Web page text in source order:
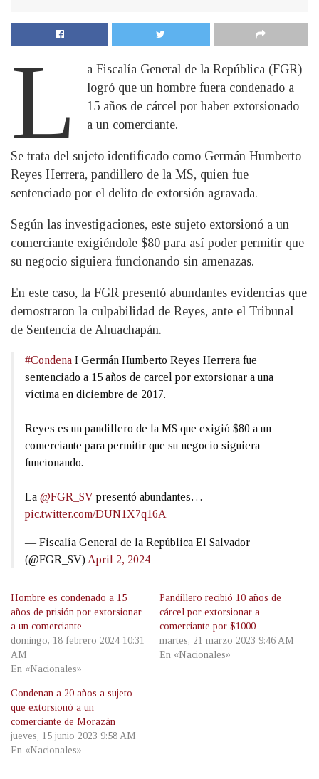
L
a Fiscalía General de la República (FGR)
logró que un hombre fuera condenado a
15 años de cárcel por haber extorsionado
a un comerciante.
Se trata del sujeto identificado como Germán Humberto
Reyes Herrera, pandillero de la MS, quien fue
sentenciado por el delito de extorsión agravada.
Según las investigaciones, este sujeto extorsionó a un
comerciante exigiéndole $80 para así poder permitir que
su negocio siguiera funcionando sin amenazas.
En este caso, la FGR presentó abundantes evidencias que
demostraron la culpabilidad de Reyes, ante el Tribunal
de Sentencia de Ahuachapán.
#Condena I Germán Humberto Reyes Herrera fue
sentenciado a 15 años de carcel por extorsionar a una
víctima en diciembre de 2017.
Reyes es un pandillero de la MS que exigió $80 a un
comerciante para permitir que su negocio siguiera
funcionando.
La @FGR_SV presentó abundantes…
pic.twitter.com/DUN1X7q16A
— Fiscalía General de la República El Salvador
(@FGR_SV) April 2, 2024
Hombre es condenado a 15
años de prisión por extorsionar
a un comerciante
domingo, 18 febrero 2024 10:31
AM
En «Nacionales»
Pandillero recibió 10 años de
cárcel por extorsionar a
comerciante por $1000
martes, 21 marzo 2023 9:46 AM
En «Nacionales»
Condenan a 20 años a sujeto
que extorsionó a un
comerciante de Morazán
jueves, 15 junio 2023 9:58 AM
En «Nacionales»